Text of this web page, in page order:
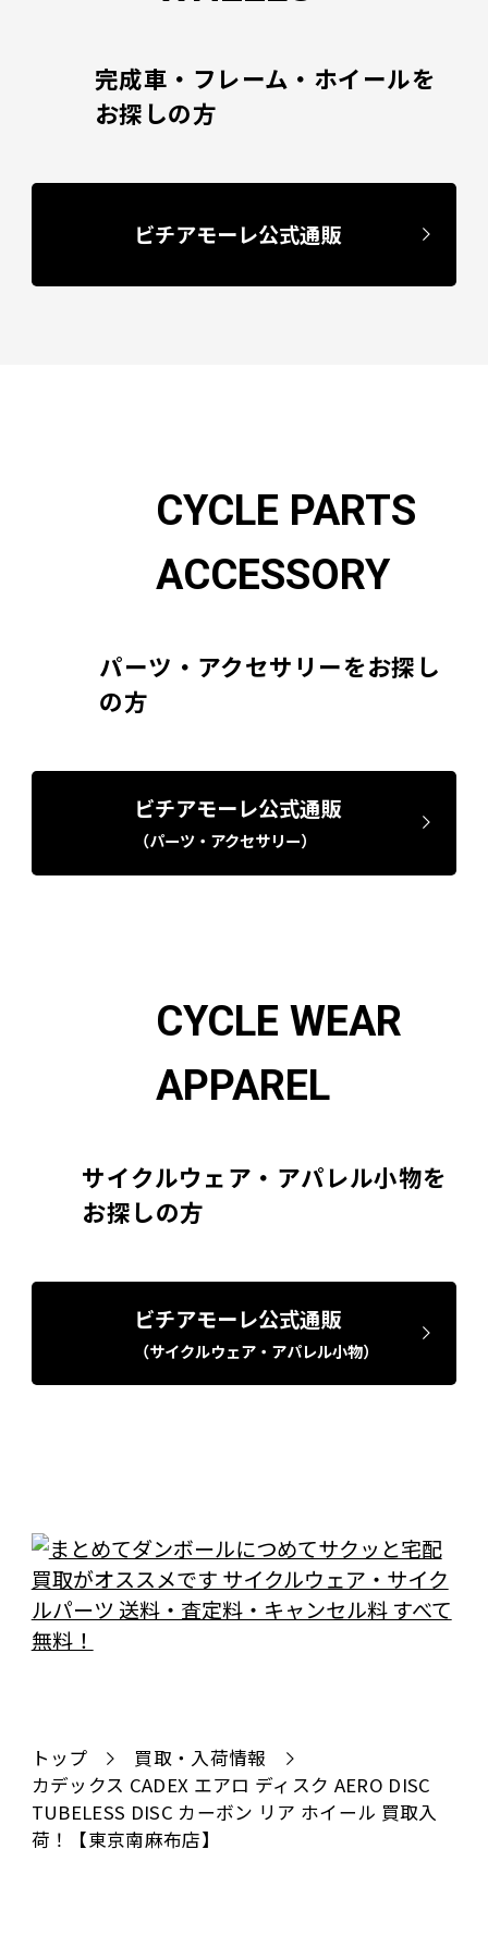
完成車・フレーム・ホイールを
お探しの方
ビチアモーレ公式通販
CYCLE PARTS
ACCESSORY
パーツ・アクセサリーをお探し
の方
ビチアモーレ公式通販
（パーツ・アクセサリー）
CYCLE WEAR
APPAREL
サイクルウェア・アパレル小物を
お探しの方
ビチアモーレ公式通販
（サイクルウェア・アパレル小物）
トップ
買取・入荷情報
カデックス CADEX エアロ ディスク AERO DISC
TUBELESS DISC カーボン リア ホイール 買取入
荷！【東京南麻布店】